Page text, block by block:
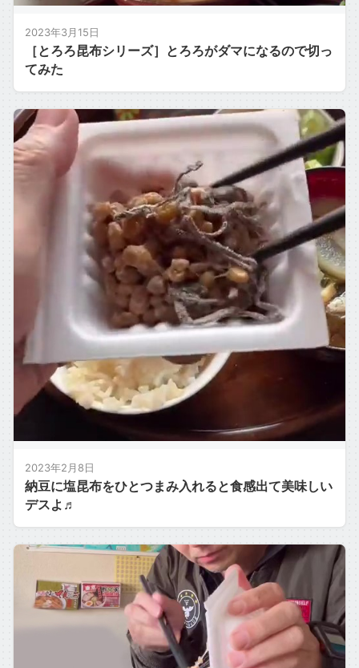
2023年3月15日
［とろろ昆布シリーズ］とろろがダマになるので切っ
てみた
2023年2月8日
納豆に塩昆布をひとつまみ入れると食感出て美味しい
デスよ♬